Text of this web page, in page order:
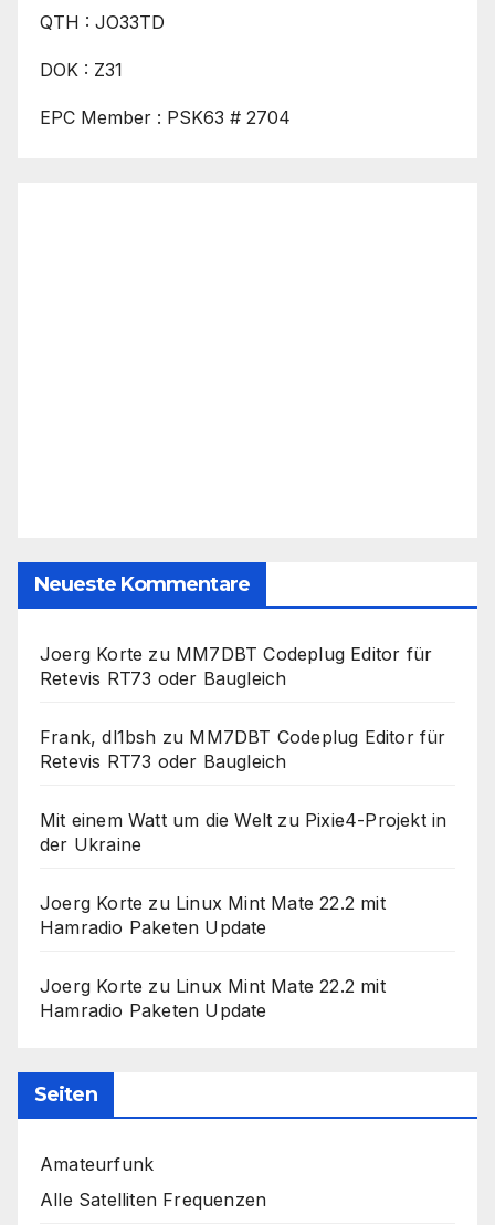
QTH : JO33TD
DOK : Z31
EPC Member : PSK63 # 2704
Neueste Kommentare
Joerg Korte zu MM7DBT Codeplug Editor für
Retevis RT73 oder Baugleich
Frank, dl1bsh zu MM7DBT Codeplug Editor für
Retevis RT73 oder Baugleich
Mit einem Watt um die Welt zu Pixie4-Projekt in
der Ukraine
Joerg Korte zu Linux Mint Mate 22.2 mit
Hamradio Paketen Update
Joerg Korte zu Linux Mint Mate 22.2 mit
Hamradio Paketen Update
Seiten
Amateurfunk
Alle Satelliten Frequenzen